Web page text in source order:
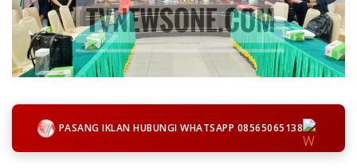
PASANG IKLAN HUBUNGI WHATSAPP 08565065138